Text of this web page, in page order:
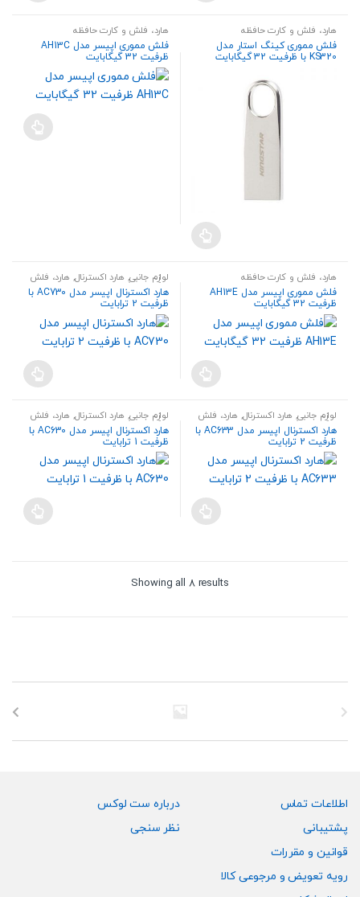
هارد، فلش و کارت حافظه
فلش مموری کینگ‌ استار مدل
KS320 با ظرفیت 32 گیگابایت
هارد، فلش و کارت حافظه
فلش مموری اپیسر مدل AH13C
ظرفیت 32 گیگابایت
هارد، فلش و کارت حافظه
فلش مموری اپیسر مدل AH13E
ظرفیت 32 گیگابایت
لوازم جانبی, هارد اکسترنال, هارد، فلش
و کارت حافظه
هارد اکسترنال اپیسر مدل AC730 با
ظرفیت 2 ترابایت
لوازم جانبی, هارد اکسترنال, هارد، فلش
و کارت حافظه
هارد اکسترنال اپیسر مدل AC633 با
ظرفیت 2 ترابایت
لوازم جانبی, هارد اکسترنال, هارد، فلش
و کارت حافظه
هارد اکسترنال اپیسر مدل AC630 با
ظرفیت 1 ترابایت
Showing all 8 results
Sorted
اطلاعات تماس
پشتیبانی
قوانین و مقررات
رویه تعویض و مرجوعی کالا
درباره ست لوکس
نظر سنجی